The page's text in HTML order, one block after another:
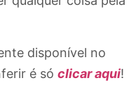
disponível no
é só clicar aqui!